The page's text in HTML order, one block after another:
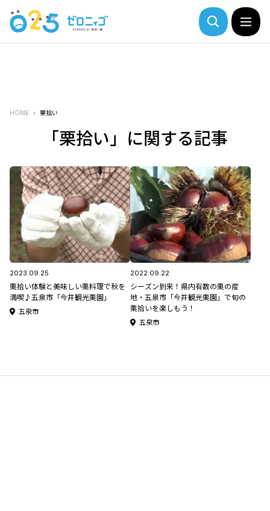
HOME 栗拾い
「栗拾い」に関する記事
2023.09.25
栗拾い体験と美味しい栗料理で秋を
満喫♪五泉市「今井観光栗園」
五泉市
2022.09.22
シーズン到来！県内有数の栗の産
地・五泉市「今井観光栗園」で旬の
栗拾いを楽しもう！
五泉市